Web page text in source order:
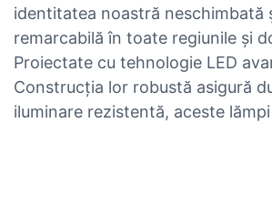
identitatea noastră neschimbată
remarcabilă în toate regiunile și
Proiectate cu tehnologie LED
Construcția lor robustă asigură
iluminare rezistentă, aceste